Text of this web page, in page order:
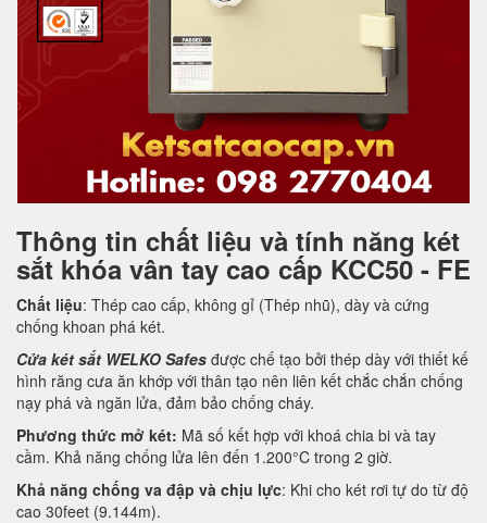
Thông tin chất liệu và tính năng két
sắt khóa vân tay cao cấp KCC50 - FE
Chất liệu: Thép cao cấp, không gỉ (Thép nhũ), dày và cứng
chống khoan phá két.
Cửa két sắt WELKO Safes được chế tạo bởi thép dày với thiết kế
hình răng cưa ăn khớp với thân tạo nên liên kết chắc chắn chống
nạy phá và ngăn lửa, đảm bảo chống cháy.
Phương thức mở két: Mã số kết hợp với khoá chia bi và tay
cầm. Khả năng chống lửa lên đến 1.200°C trong 2 giờ.
Khả năng chống va đập và chịu lực: Khi cho két rơi tự do từ độ
cao 30feet (9.144m).